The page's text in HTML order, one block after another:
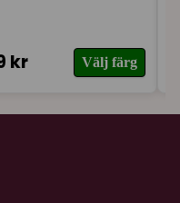
kr Välj färg